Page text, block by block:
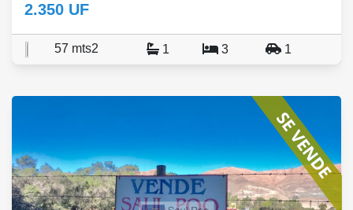
2.350 UF
57 mts2 1 3 1